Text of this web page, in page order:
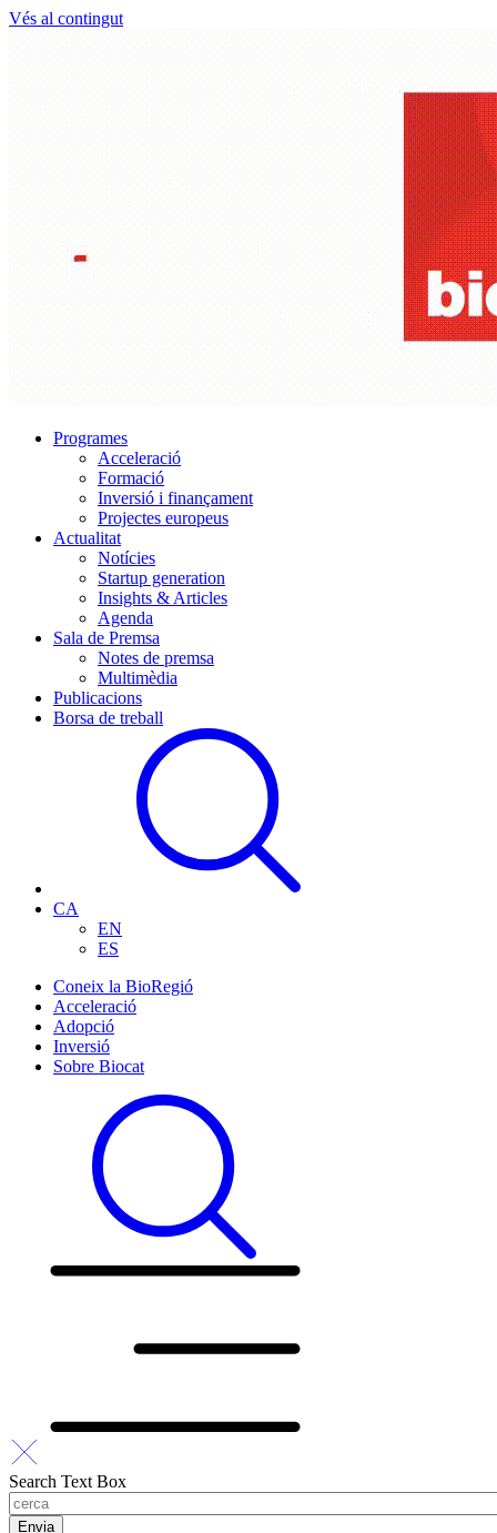
Vés al contingut
Programes
Acceleració
Formació
Inversió i finançament
Projectes europeus
Actualitat
Notícies
Startup generation
Insights & Articles
Agenda
Sala de Premsa
Notes de premsa
Multimèdia
Publicacions
Borsa de treball
CA
EN
ES
Coneix la BioRegió
Acceleració
Adopció
Inversió
Sobre Biocat
Search Text Box